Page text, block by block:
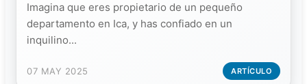
Imagina que eres propietario de un pequeño
departamento en Ica, y has confiado en un
inquilino...
07 MAY 2025 ARTÍCULO